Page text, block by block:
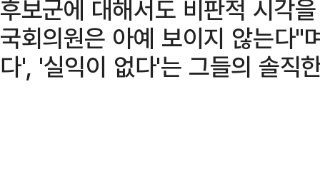
후보군에 대해서도 비판적 시각
국회의원은 아예 보이지 않는다"
다', '실익이 없다'는 그들의 솔직